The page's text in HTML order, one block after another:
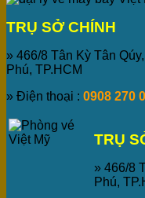
TRỤ SỞ CHÍNH
» 466/8 Tân Kỳ Tân
Phú, TP.HCM
» Điện thoại : 0908 270
TRỤ
» 466/8
Phú,